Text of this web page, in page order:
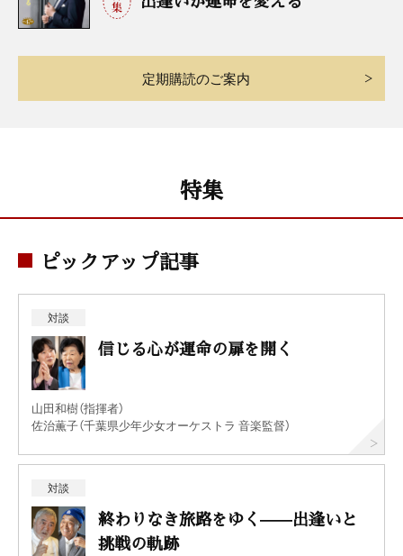
定期購読のご案内
特集
ピックアップ記事
対談
信じる心が運命の扉を開く
山田和樹（指揮者）
佐治薫子（千葉県少年少女オーケストラ 音楽監督）
対談
終わりなき旅路をゆく——出逢いと
挑戦の軌跡